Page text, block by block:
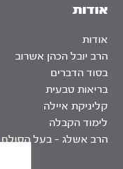
אודות
אודות
הרב יובל הכהן אשרוב
בסוד הדברים
בריאות טבעית
קליניקת איילה
לימוד הקבלה
הרב אשלג – בעל הסולם